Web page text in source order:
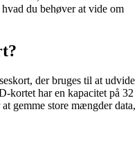
du behøver at vide om
der bruges til at udvide
kortet har en kapacitet på 32
gemme store mængder data,